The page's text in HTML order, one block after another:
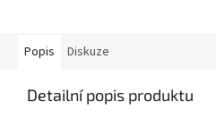
Popis Diskuze
Detailní popis produktu